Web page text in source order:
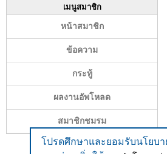
โปรดศึกษาและยอมรับนโยบ
เมนูสมาชิก
หน้าสมาชิก
ข้อความ
กระทู้
ผลงานอัพโหลด
สมาชิกชมรม
โปรดศึกษาและยอมรับนโยบ